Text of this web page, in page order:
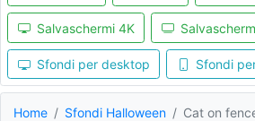
Salvaschermi 4K
Sfondi per desktop Sfondi
Home Sfondi Halloween Cat on